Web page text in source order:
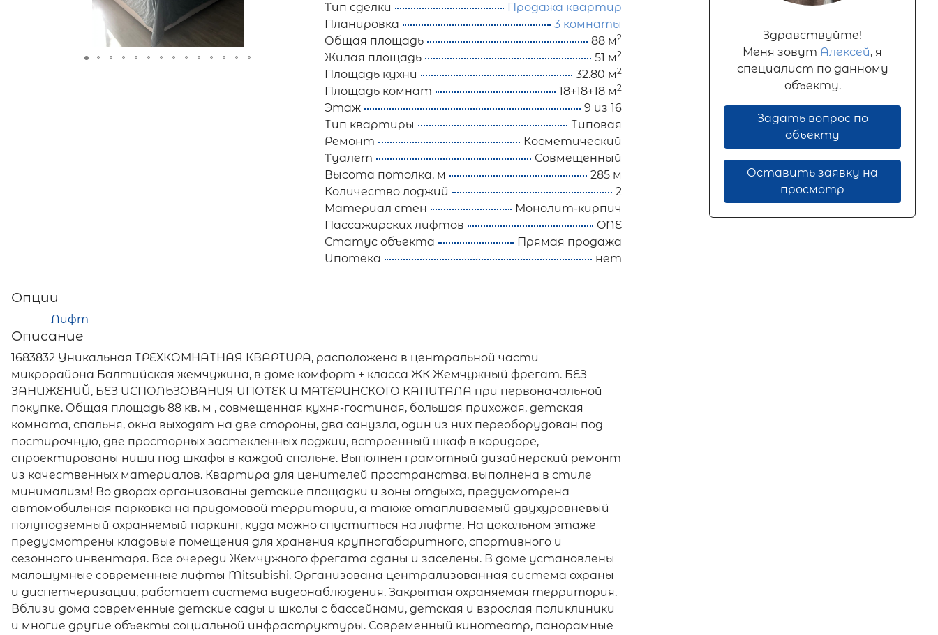
Тип сделки
Продажа квартир
Планировка
3 комнаты
Общая площадь
88 м2
Жилая площадь 51 м2
Площадь кухни 32.80 м2
Площадь комнат 18+18+18 м2
Этаж
9 из 16
Тип квартиры
Типовая
Ремонт
Косметический
Туалет
Совмещенный
Высота потолка, м
285 м
Количество лоджий
2
Материал стен
Монолит-кирпич
Пассажирских лифтов
ONE
Статус объекта
Прямая продажа
Ипотека
нет
Опции
Лифт
Описание
1683832 Уникальная ТРЕХКОМНАТНАЯ КВАРТИРА, расположена в центральной части
микрорайона Балтийская жемчужина, в доме комфорт + класса ЖК Жемчужный фрегат. БЕЗ
ЗАНИЖЕНИЙ, БЕЗ ИСПОЛЬЗОВАНИЯ ИПОТЕК И МАТЕРИНСКОГО КАПИТАЛА при первоначальной
покупке. Общая площадь 88 кв. м , совмещенная кухня-гостиная, большая прихожая, детская
комната, спальня, окна выходят на две стороны, два санузла, один из них переоборудован под
постирочную, две просторных застекленных лоджии, встроенный шкаф в коридоре,
спроектированы ниши под шкафы в каждой спальне. Выполнен грамотный дизайнерский ремонт
из качественных материалов. Квартира для ценителей пространства, выполнена в стиле
минимализм! Во дворах организованы детские площадки и зоны отдыха, предусмотрена
автомобильная парковка на придомовой территории, а также отапливаемый двухуровневый
полуподземный охраняемый паркинг, куда можно спуститься на лифте. На цокольном этаже
предусмотрены кладовые помещения для хранения крупногабаритного, спортивного и
сезонного инвентаря. Все очереди Жемчужного фрегата сданы и заселены. В доме установлены
малошумные современные лифты Mitsubishi. Организована централизованная система охраны
и диспетчеризации, работает система видеонаблюдения. Закрытая охраняемая территория.
Вблизи дома современные детские сады и школы с бассейнами, детская и взрослая поликлиники
и многие другие объекты социальной инфраструктуры. Современный кинотеатр, панорамные
Здравствуйте!
Меня зовут Алексей, я
специалист по данному
объекту.
Задать вопрос по
объекту
Оставить заявку на
просмотр